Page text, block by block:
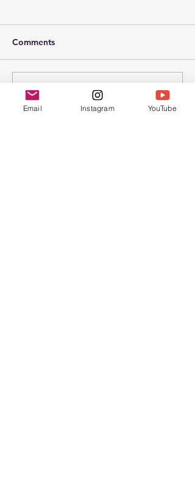
2026年 受难节和复活节聚
会
Comments
Write a comment...
Email Instagram YouTube